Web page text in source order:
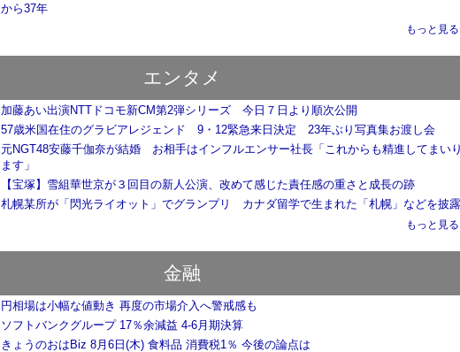
から37年
もっと見
エンタメ
加藤あい出演NTTドコモ新CM第2弾シリーズ 今日７日より順次公開
57歳米国在住のグラビアレジェンド 9・12緊急来日決定 23年ぶり写真集お渡し会
元NGT48安藤千伽奈が結婚 お相手はインフルエンサー社長「これからも精進してまいり
ます」
【宝塚】雪組華世京が３回目の新人公演、改めて感じた責任感の重さと成長の跡
札幌某所が「閃光ライオット」でグランプリ カナダ留学で生まれた「札幌」などを披露
もっと見
金融
円相場は小幅な値動き 再度の市場介入へ警戒感も
ソフトバンクグループ 17％余減益 4-6月期決算
きょうのおはBiz 8月6日(木) 食料品 消費税1％ 今後の論点は